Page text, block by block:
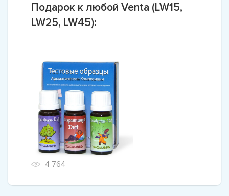
Подарок к любой Venta (LW15,
LW25, LW45):
4 764